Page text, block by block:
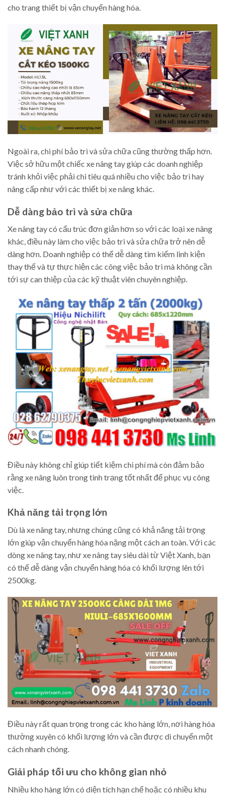
cho trang thiết bị vận chuyển hàng hóa.
Ngoài ra, chi phí bảo trì và sửa chữa cũng thường thấp hơn.
Việc sở hữu một chiếc xe nâng tay giúp các doanh nghiệp
tránh khỏi việc phải chi tiêu quá nhiều cho việc bảo trì hay
nâng cấp như với các thiết bị xe nâng khác.
Dễ dàng bảo trì và sửa chữa
Xe nâng tay có cấu trúc đơn giản hơn so với các loại xe nâng
khác, điều này làm cho việc bảo trì và sửa chữa trở nên dễ
dàng hơn. Doanh nghiệp có thể dễ dàng tìm kiếm linh kiện
thay thế và tự thực hiện các công việc bảo trì mà không cần
tới sự can thiệp của các kỹ thuật viên chuyên nghiệp.
Điều này không chỉ giúp tiết kiệm chi phí mà còn đảm bảo
rằng xe nâng luôn trong tình trạng tốt nhất để phục vụ công
việc.
Khả năng tải trọng lớn
Dù là xe nâng tay, nhưng chúng cũng có khả năng tải trọng
lớn giúp vận chuyển hàng hóa nặng một cách an toàn. Với các
dòng xe nâng tay, như xe nâng tay siêu dài từ Việt Xanh, bạn
có thể dễ dàng vận chuyển hàng hóa có khối lượng lên tới
2500kg.
Điều này rất quan trọng trong các kho hàng lớn, nơi hàng hóa
thường xuyên có khối lượng lớn và cần được di chuyển một
cách nhanh chóng.
Giải pháp tối ưu cho không gian nhỏ
Nhiều kho hàng lớn có diện tích hạn chế hoặc có nhiều khu